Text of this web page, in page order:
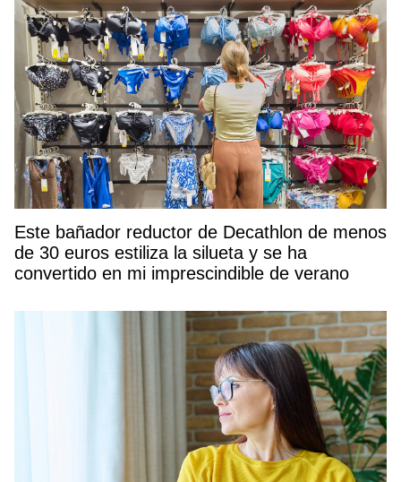
Este bañador reductor de Decathlon de menos
de 30 euros estiliza la silueta y se ha
convertido en mi imprescindible de verano